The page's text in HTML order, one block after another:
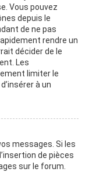
Vous pouvez
depuis le
de ne pas
rendre un
décider de le
Les
limiter le
à un
messages. Si les
de pièces
sur le forum.